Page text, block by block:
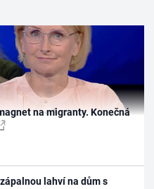
na migranty. Konečná
lahví na dům s